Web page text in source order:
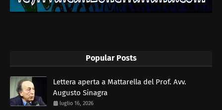
Popular Posts
Lettera aperta a Mattarella del Prof. Avv.
Augusto Sinagra
luglio 16, 2026